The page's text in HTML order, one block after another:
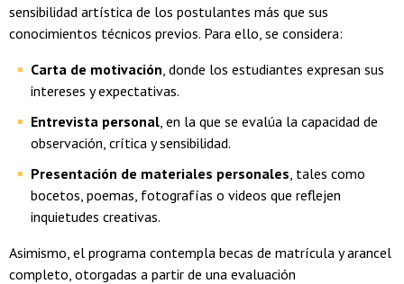
sensibilidad artística de los postulantes más que sus
conocimientos técnicos previos. Para ello, se considera:
Carta de motivación , donde los estudiantes expresan sus
intereses y expectativas.
Entrevista personal , en la que se evalúa la capacidad de
observación, crítica y sensibilidad.
Presentación de materiales personales , tales como
bocetos, poemas, fotografías o videos que reflejen
inquietudes creativas.
Asimismo, el programa contempla becas de matrícula y arancel
completo, otorgadas a partir de una evaluación